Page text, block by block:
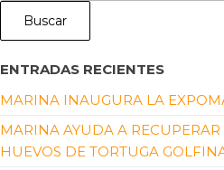
Buscar
ENTRADAS RECIENTES
MARINA INAUGURA LA
MARINA AYUDA A
HUEVOS DE TORTUGA